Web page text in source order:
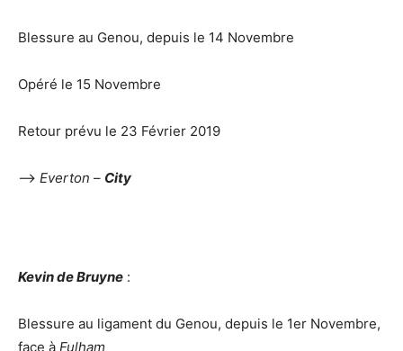
Blessure au Genou, depuis le 14 Novembre
Opéré le 15 Novembre
Retour prévu le 23 Février 2019
–> Everton – City
Kevin de Bruyne :
Blessure au ligament du Genou, depuis le 1er Novembre,
face à Fulham